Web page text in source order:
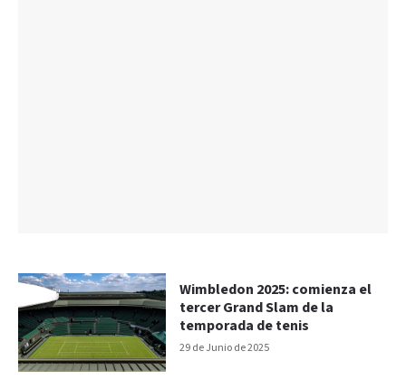
29 de Junio de 2025
Wimbledon 2025: comienza el
tercer Grand Slam de la
temporada de tenis